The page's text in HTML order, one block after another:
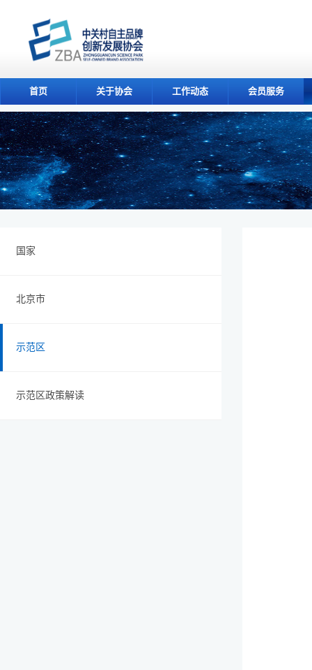
首页 关于协会 工作动态 会员服务
国家
北京市
示范区
示范区政策解读